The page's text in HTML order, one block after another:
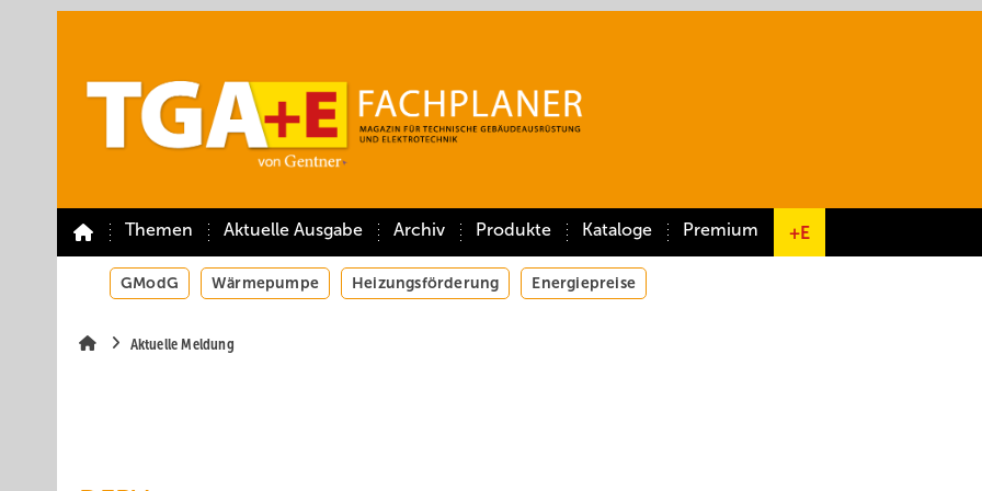
Themen Aktuelle Ausgabe Archiv Produkte Kataloge Premium +E
GModG Wärmepumpe Heizungsförderung Energiepreise
Aktuelle Meldung